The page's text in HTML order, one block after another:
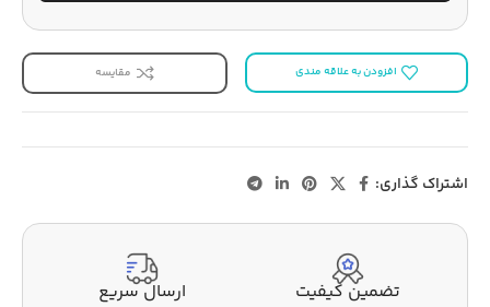
افزودن به علاقه مندی مقایسه
اشتراک گذاری:
تضمین کیفیت ارسال سریع